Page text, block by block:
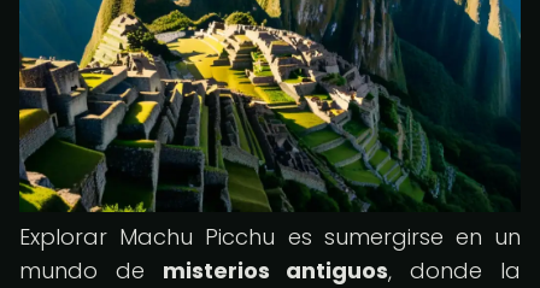
Explorar Machu Picchu es sumergirse en un
mundo de misterios antiguos, donde la